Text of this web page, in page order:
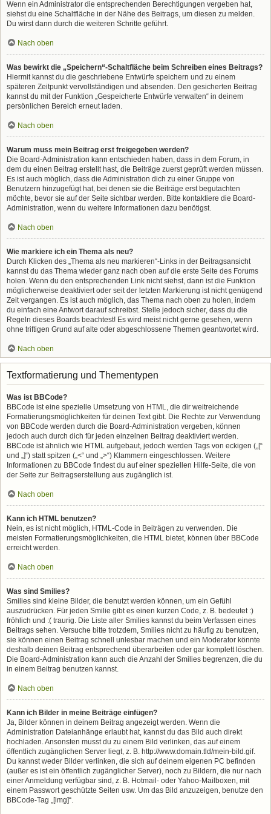
Wenn ein Administrator die entsprechenden Berechtigungen vergeben hat,
siehst du eine Schaltfläche in der Nähe des Beitrags, um diesen zu melden.
Du wirst dann durch die weiteren Schritte geführt.
Nach oben
Was bewirkt die „Speichern“-Schaltfläche beim Schreiben eines Beitrags?
Hiermit kannst du die geschriebene Entwürfe speichern und zu einem
späteren Zeitpunkt vervollständigen und absenden. Den gesicherten Beitrag
kannst du mit der Funktion „Gespeicherte Entwürfe verwalten“ in deinem
persönlichen Bereich erneut laden.
Nach oben
Warum muss mein Beitrag erst freigegeben werden?
Die Board-Administration kann entschieden haben, dass in dem Forum, in
dem du einen Beitrag erstellt hast, die Beiträge zuerst geprüft werden müssen.
Es ist auch möglich, dass die Administration dich zu einer Gruppe von
Benutzern hinzugefügt hat, bei denen sie die Beiträge erst begutachten
möchte, bevor sie auf der Seite sichtbar werden. Bitte kontaktiere die Board-
Administration, wenn du weitere Informationen dazu benötigst.
Nach oben
Wie markiere ich ein Thema als neu?
Durch Klicken des „Thema als neu markieren“-Links in der Beitragsansicht
kannst du das Thema wieder ganz nach oben auf die erste Seite des Forums
holen. Wenn du den entsprechenden Link nicht siehst, dann ist die Funktion
möglicherweise deaktiviert oder seit der letzten Markierung ist nicht genügend
Zeit vergangen. Es ist auch möglich, das Thema nach oben zu holen, indem
du einfach eine Antwort darauf schreibst. Stelle jedoch sicher, dass du die
Regeln dieses Boards beachtest! Es wird meist nicht gerne gesehen, wenn
ohne triftigen Grund auf alte oder abgeschlossene Themen geantwortet wird.
Nach oben
Textformatierung und Thementypen
Was ist BBCode?
BBCode ist eine spezielle Umsetzung von HTML, die dir weitreichende
Formatierungsmöglichkeiten für deinen Text gibt. Die Rechte zur Verwendung
von BBCode werden durch die Board-Administration vergeben, können
jedoch auch durch dich für jeden einzelnen Beitrag deaktiviert werden.
BBCode ist ähnlich wie HTML aufgebaut, jedoch werden Tags von eckigen („[“
und „]“) statt spitzen („<“ und „>“) Klammern eingeschlossen. Weitere
Informationen zu BBCode findest du auf einer speziellen Hilfe-Seite, die von
der Seite zur Beitragserstellung aus zugänglich ist.
Nach oben
Kann ich HTML benutzen?
Nein, es ist nicht möglich, HTML-Code in Beiträgen zu verwenden. Die
meisten Formatierungsmöglichkeiten, die HTML bietet, können über BBCode
erreicht werden.
Nach oben
Was sind Smilies?
Smilies sind kleine Bilder, die benutzt werden können, um ein Gefühl
auszudrücken. Für jeden Smilie gibt es einen kurzen Code, z. B. bedeutet :)
fröhlich und :( traurig. Die Liste aller Smilies kannst du beim Verfassen eines
Beitrags sehen. Versuche bitte trotzdem, Smilies nicht zu häufig zu benutzen,
sie können einen Beitrag schnell unlesbar machen und ein Moderator könnte
deshalb deinen Beitrag entsprechend überarbeiten oder gar komplett löschen.
Die Board-Administration kann auch die Anzahl der Smilies begrenzen, die du
in einem Beitrag benutzen kannst.
Nach oben
Kann ich Bilder in meine Beiträge einfügen?
Ja, Bilder können in deinem Beitrag angezeigt werden. Wenn die
Administration Dateianhänge erlaubt hat, kannst du das Bild auch direkt
hochladen. Ansonsten musst du zu einem Bild verlinken, das auf einem
öffentlich zugänglichen Server liegt, z. B. http://www.domain.tld/mein-bild.gif.
Du kannst weder Bilder verlinken, die sich auf deinem eigenen PC befinden
(außer es ist ein öffentlich zugänglicher Server), noch zu Bildern, die nur nach
einer Anmeldung verfügbar sind, z. B. Hotmail- oder Yahoo-Mailboxen, mit
einem Passwort geschützte Seiten usw. Um das Bild anzuzeigen, benutze den
BBCode-Tag „[img]“.